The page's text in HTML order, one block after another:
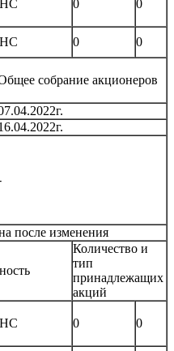
0 0
0
0
собрание акционеров
после изменения
Количество и
тип
принадлежащих
акций
0 0